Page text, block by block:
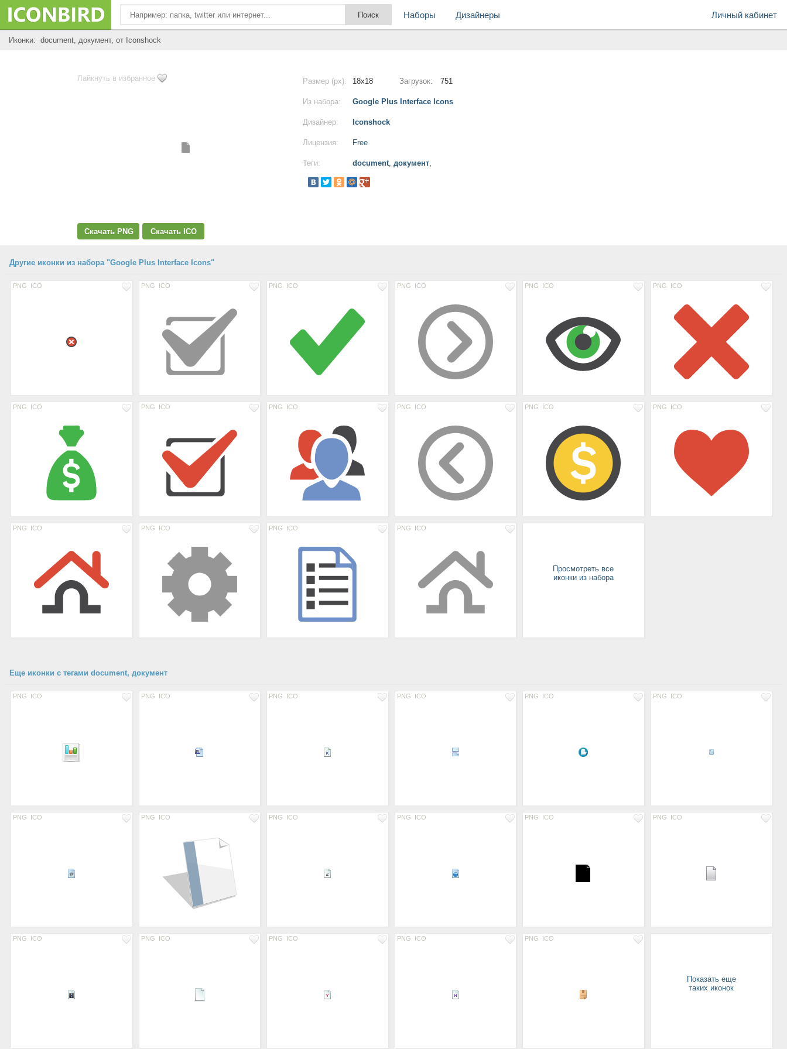
Личный кабинет
Наборы Дизайнеры
Иконки: document, документ, от Iconshock
Лайкнуть в избранное
Скачать PNG Скачать ICO
Размер (px): 18x18 Загрузок: 751
Из набора: Google Plus Interface Icons
Дизайнер: Iconshock
Лицензия: Free
Теги: document, документ,
Другие иконки из набора "Google Plus Interface Icons"
PNG ICO PNG ICO PNG ICO PNG ICO PNG ICO PNG ICO
PNG ICO PNG ICO PNG ICO PNG ICO PNG ICO PNG ICO
PNG ICO PNG ICO PNG ICO PNG ICO
Просмотреть все
иконки из набора
Еще иконки с тегами document, документ
PNG ICO PNG ICO PNG ICO PNG ICO PNG ICO PNG ICO
PNG ICO PNG ICO PNG ICO PNG ICO PNG ICO PNG ICO
PNG ICO PNG ICO PNG ICO PNG ICO PNG ICO
Показать еще
таких иконок